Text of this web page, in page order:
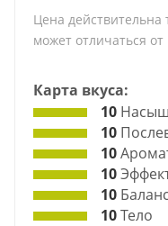
Цена действительна
может отличаться
Карта вкуса:
10
10
10
10
10 Баланс
10Тело